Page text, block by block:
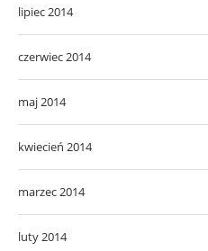
lipiec 2014
czerwiec 2014
maj 2014
kwiecień 2014
marzec 2014
luty 2014